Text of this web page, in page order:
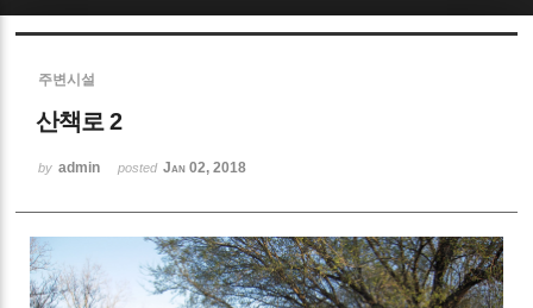
주변시설
산책로 2
by admin posted Jan 02, 2018
Sketchbook5, 스케치북5
Sketchbook5, 스케치북5